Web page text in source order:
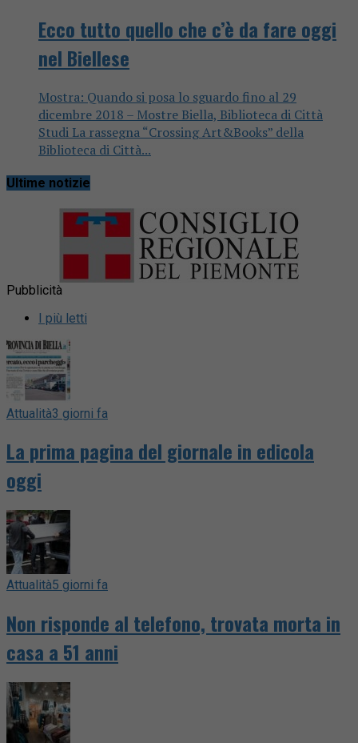
Ecco tutto quello che c’è da fare oggi
nel Biellese
Mostra: Quando si posa lo sguardo fino al 29
dicembre 2018 – Mostre Biella, Biblioteca di Città
Studi La rassegna “Crossing Art&Books” della
Biblioteca di Città...
Ultime notizie
Pubblicità
I più letti
Attualità3 giorni fa
La prima pagina del giornale in edicola
oggi
Attualità5 giorni fa
Non risponde al telefono, trovata morta in
casa a 51 anni